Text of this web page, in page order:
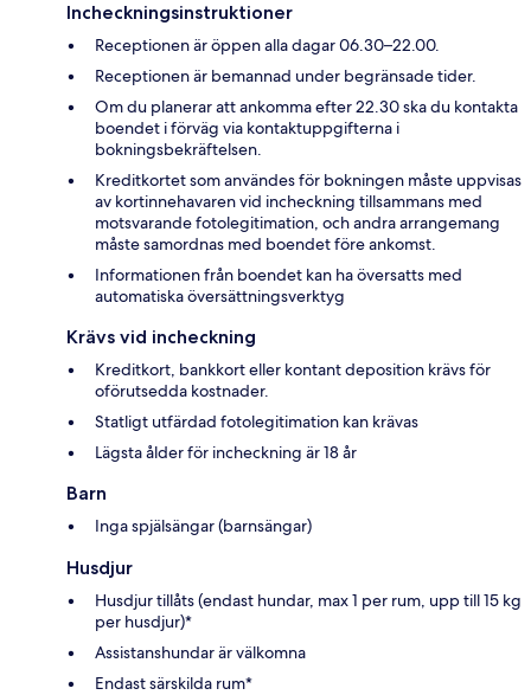
Incheckningsinstruktioner
Receptionen är öppen alla dagar 06.30–22.00.
Receptionen är bemannad under begränsade tider.
Om du planerar att ankomma efter 22.30 ska du kontakta
boendet i förväg via kontaktuppgifterna i
bokningsbekräftelsen.
Kreditkortet som användes för bokningen måste uppvisas
av kortinnehavaren vid incheckning tillsammans med
motsvarande fotolegitimation, och andra arrangemang
måste samordnas med boendet före ankomst.
Informationen från boendet kan ha översatts med
automatiska översättningsverktyg
Krävs vid incheckning
Kreditkort, bankkort eller kontant deposition krävs för
oförutsedda kostnader.
Statligt utfärdad fotolegitimation kan krävas
Lägsta ålder för incheckning är 18 år
Barn
Inga spjälsängar (barnsängar)
Husdjur
Husdjur tillåts (endast hundar, max 1 per rum, upp till 15 kg
per husdjur)*
Assistanshundar är välkomna
Endast särskilda rum*